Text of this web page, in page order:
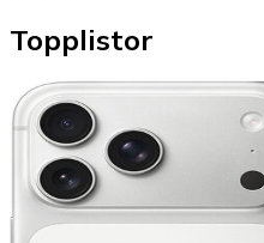
Topplistor